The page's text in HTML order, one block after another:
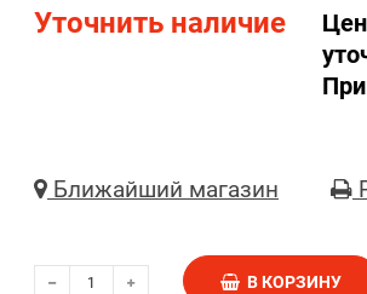
Уточнить наличие
Ближайший магазин
В КОРЗИНУ